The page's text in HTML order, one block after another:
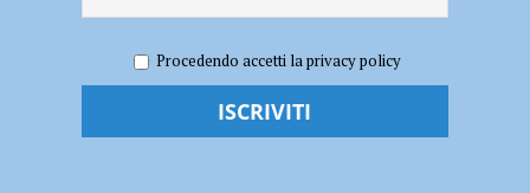
centro di “Le conseguenze”, alla Passerini Landi una mostra racconta il
dolore e l’impegno delle famiglie delle vittime
Femminicidio al centro di “Le
Procedendo accetti la privacy policy